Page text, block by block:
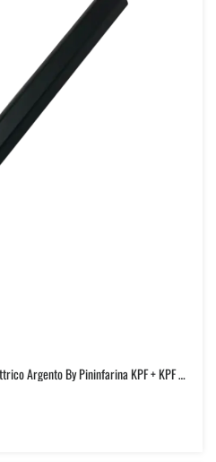
Asta| Piantone Per Monopattino Elettrico Argento By Pininfarina KPF + KPF WTS